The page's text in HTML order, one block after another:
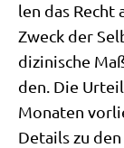
len das
Zweck der
di­zi­ni­sche
den. Die
Mona­ten
Details zu